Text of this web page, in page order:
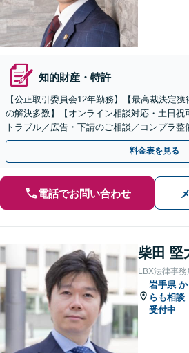
知的財産・特許
【公正取引委員会12年勤務】【最高裁決定
の解決多数】【オンライン相談対応・土日祝
トラブル／広告・下請のご相談／コンプラ
式の相続／誹謗中傷対策／不動産問題まで幅
料金表を見る
電話でお問い合わせ
柴田 堅
LBX法律事務
岩手県 か
らも相談
受付中